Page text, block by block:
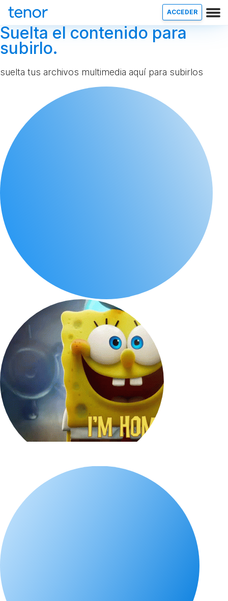
ACCEDER
Suelta el contenido para
subirlo.
suelta tus archivos multimedia aquí para subirlos